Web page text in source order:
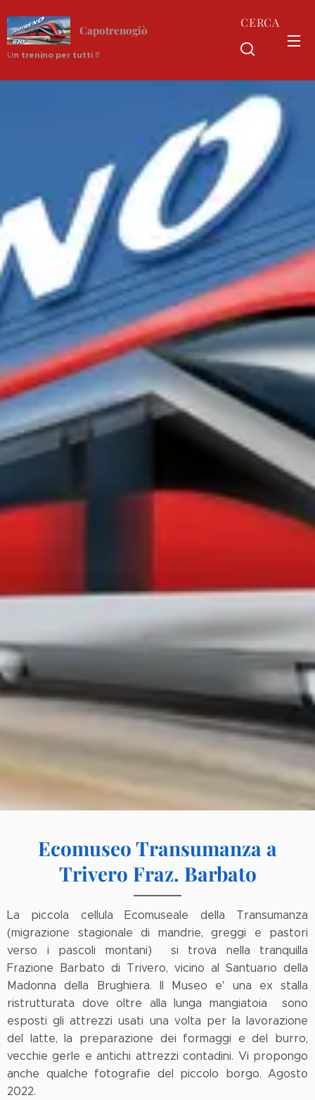
Capotrenogiò
Un trenino per tutti !!
CERCA
Ecomuseo Transumanza a
Trivero Fraz. Barbato
La piccola cellula Ecomuseale della Transumanza
(migrazione stagionale di mandrie, greggi e pastori
verso i pascoli montani) si trova nella tranquilla
Frazione Barbato di Trivero, vicino al Santuario della
Madonna della Brughiera. Il Museo e' una ex stalla
ristrutturata dove oltre alla lunga mangiatoia sono
esposti gli attrezzi usati una volta per la lavorazione
del latte, la preparazione dei formaggi e del burro,
vecchie gerle e antichi attrezzi contadini. Vi propongo
anche qualche fotografie del piccolo borgo. Agosto
2022.